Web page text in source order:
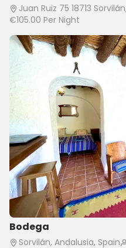
Juan Ruiz 75 18713
€105.00 Per Night
Bodega
Sorvilán, Andalusia, Spain